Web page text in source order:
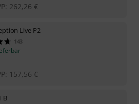
262,26 €
Live P2
143
157,56 €
B